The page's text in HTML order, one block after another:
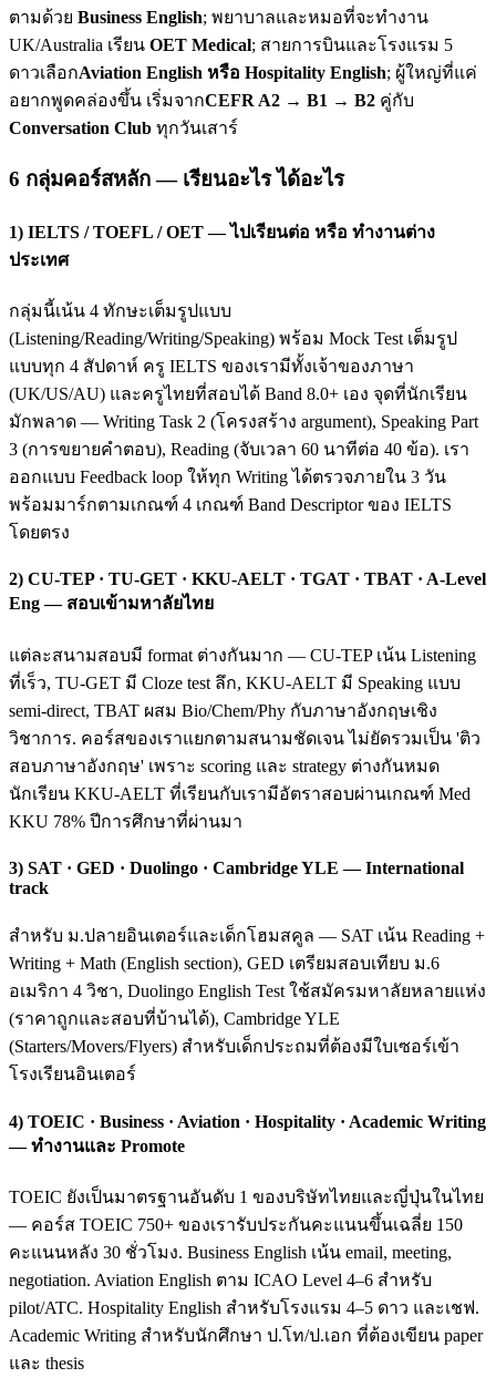
ตามด้วย Business English; พยาบาลและหมอที่จะทำงาน
UK/Australia เรียน OET Medical; สายการบินและโรงแรม 5
ดาวเลือกAviation English หรือ Hospitality English; ผู้ใหญ่ที่แค่
อยากพูดคล่องขึ้น เริ่มจากCEFR A2 → B1 → B2 คู่กับ
Conversation Club ทุกวันเสาร์
6 กลุ่มคอร์สหลัก — เรียนอะไร ได้อะไร
1) IELTS / TOEFL / OET — ไปเรียนต่อ หรือ ทำงานต่าง
ประเทศ
กลุ่มนี้เน้น 4 ทักษะเต็มรูปแบบ
(Listening/Reading/Writing/Speaking) พร้อม Mock Test เต็มรูป
แบบทุก 4 สัปดาห์ ครู IELTS ของเรามีทั้งเจ้าของภาษา
(UK/US/AU) และครูไทยที่สอบได้ Band 8.0+ เอง จุดที่นักเรียน
มักพลาด — Writing Task 2 (โครงสร้าง argument), Speaking Part
3 (การขยายคำตอบ), Reading (จับเวลา 60 นาทีต่อ 40 ข้อ). เรา
ออกแบบ Feedback loop ให้ทุก Writing ได้ตรวจภายใน 3 วัน
พร้อมมาร์กตามเกณฑ์ 4 เกณฑ์ Band Descriptor ของ IELTS
โดยตรง
2) CU-TEP · TU-GET · KKU-AELT · TGAT · TBAT · A-Level
Eng — สอบเข้ามหาลัยไทย
แต่ละสนามสอบมี format ต่างกันมาก — CU-TEP เน้น Listening
ที่เร็ว, TU-GET มี Cloze test ลึก, KKU-AELT มี Speaking แบบ
semi-direct, TBAT ผสม Bio/Chem/Phy กับภาษาอังกฤษเชิง
วิชาการ. คอร์สของเราแยกตามสนามชัดเจน ไม่ยัดรวมเป็น 'ติว
สอบภาษาอังกฤษ' เพราะ scoring และ strategy ต่างกันหมด
นักเรียน KKU-AELT ที่เรียนกับเรามีอัตราสอบผ่านเกณฑ์ Med
KKU 78% ปีการศึกษาที่ผ่านมา
3) SAT · GED · Duolingo · Cambridge YLE — International
track
สำหรับ ม.ปลายอินเตอร์และเด็กโฮมสคูล — SAT เน้น Reading +
Writing + Math (English section), GED เตรียมสอบเทียบ ม.6
อเมริกา 4 วิชา, Duolingo English Test ใช้สมัครมหาลัยหลายแห่ง
(ราคาถูกและสอบที่บ้านได้), Cambridge YLE
(Starters/Movers/Flyers) สำหรับเด็กประถมที่ต้องมีใบเซอร์เข้า
โรงเรียนอินเตอร์
4) TOEIC · Business · Aviation · Hospitality · Academic Writing
— ทำงานและ Promote
TOEIC ยังเป็นมาตรฐานอันดับ 1 ของบริษัทไทยและญี่ปุ่นในไทย
— คอร์ส TOEIC 750+ ของเรารับประกันคะแนนขึ้นเฉลี่ย 150
คะแนนหลัง 30 ชั่วโมง. Business English เน้น email, meeting,
negotiation. Aviation English ตาม ICAO Level 4–6 สำหรับ
pilot/ATC. Hospitality English สำหรับโรงแรม 4–5 ดาว และเชฟ.
Academic Writing สำหรับนักศึกษา ป.โท/ป.เอก ที่ต้องเขียน paper
และ thesis